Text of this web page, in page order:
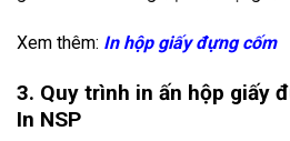
Xem thêm: In hộp giấy đựng cốm
3. Quy trình in ấn hộp giấy
In NSP